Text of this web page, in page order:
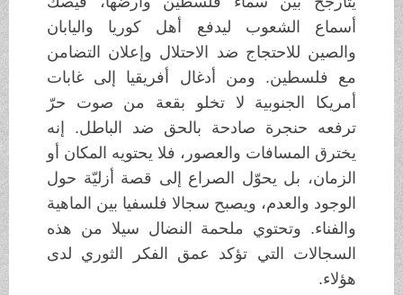
أسماع الشعوب ليدفع أهل كوريا واليابان
والصين للاحتجاج ضد الاحتلال وإعلان التضامن
مع فلسطين. ومن أدغال أفريقيا إلى غابات
أمريكا الجنوبية لا تخلو بقعة من صوت حرّ
ترفعه حنجرة صادحة بالحق ضد الباطل. إنه
يخترق المسافات والعصور، فلا يحتويه المكان أو
الزمان، بل يحوّل الصراع إلى قصة أزليّة حول
الوجود والعدم، ويصبح سجالا فلسفيا بين الماهية
والفناء. وتحتوي ملحمة النضال سيلا من هذه
السجالات التي تؤكد عمق الفكر الثوري لدى
هؤلاء.